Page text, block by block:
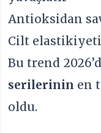
Antioksidan
Cilt
Bu trend
serilerinin en
oldu.